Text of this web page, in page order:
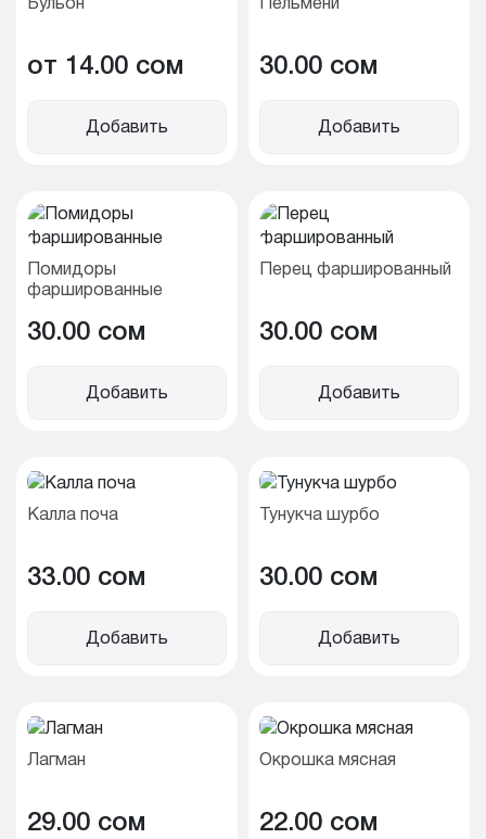
от 14.00 cом
Добавить
30.00 cом
Добавить
Помидоры
фаршированные
30.00 cом
Добавить
Перец фаршированный
30.00 cом
Добавить
Калла поча
33.00 cом
Добавить
Тунукча шурбо
30.00 cом
Добавить
Лагман
29.00 cом
Окрошка мясная
22.00 cом